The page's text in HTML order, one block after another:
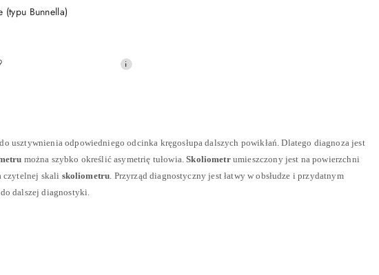
(typu Bunnella)
DO KOSZYKA
usztywnienia odpowiedniego odcinka kręgosłupa dalszych powikłań. Dlatego diagnoza jest
można szybko określić asymetrię tułowia.Skoliometrumieszczony jest na powierzchni
czytelnej skali skoliometru . Przyrząd diagnostyczny jest łatwy w obsłudze i przydatnym
dalszej diagnostyki.